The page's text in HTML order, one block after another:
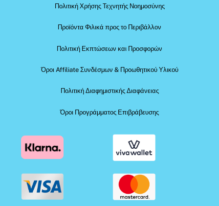
Πολιτική Χρήσης Τεχνητής Νοημοσύνης
Προϊόντα Φιλικά προς το Περιβάλλον
Πολιτική Εκπτώσεων και Προσφορών
Όροι Affiliate Συνδέσμων & Προωθητικού Υλικού
Πολιτική Διαφημιστικής Διαφάνειας
Όροι Προγράμματος Επιβράβευσης